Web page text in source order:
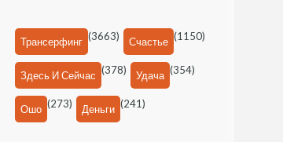
Трансерфинг (3663) Счастье (1150)
Здесь И Сейчас (378) Удача (354)
Ошо (273) Деньги (241)